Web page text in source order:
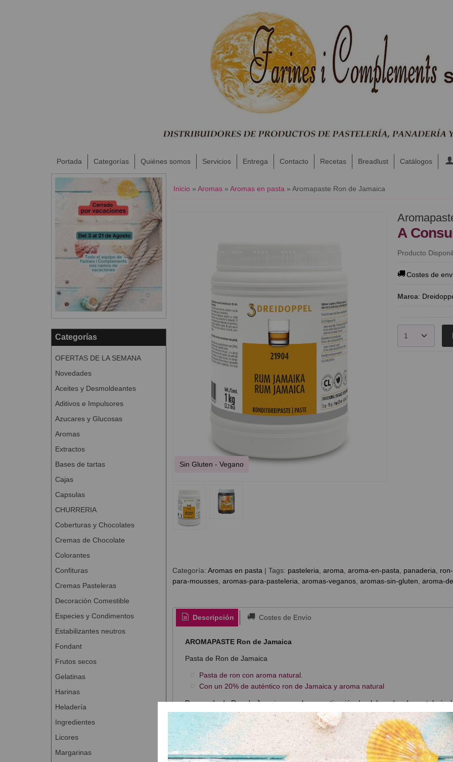
Portada Categorías Quiénes somos Servicios Entrega Contacto Recetas Breadlust Catálogos
Categorías
OFERTAS DE LA SEMANA
Novedades
Aceites y Desmoldeantes
Aditivos e Impulsores
Azucares y Glucosas
Aromas
Extractos
Bases de tartas
Cajas
Capsulas
CHURRERIA
Coberturas y Chocolates
Cremas de Chocolate
Colorantes
Confituras
Cremas Pasteleras
Decoración Comestible
Especies y Condimentos
Estabilizantes neutros
Fondant
Frutos secos
Gelatinas
Harinas
Heladería
Ingredientes
Licores
Margarinas
Inicio » Aromas » Aromas en pasta » Aromapaste Ron de Jamaica
Sin Gluten - Vegano
A
Producto
Costes de
Marca:
Categoría: Aromas en pasta | Tags: pasteleria aroma aroma-en-pasta panaderia
para-mousses aromas-para-pasteleria aromas-veganos aromas-sin-gluten aroma-
Descripción Costes de Envío
AROMAPASTE Ron de Jamaica
Pasta de Ron de Jamaica
Pasta de ron con aroma natural.
Con un 20% de auténtico ron de Jamaica y aroma natural
Preparado de Ron de Jamaica para la aromatización de elaborados de pastelería,
Estos preparados alimenticios son aptos para aromatizar todo tipo de masas y
Gracias a su textura en pasta, se mezclan perfectamente con la masa y son
Características:
Aroma de Ron de Jamaica